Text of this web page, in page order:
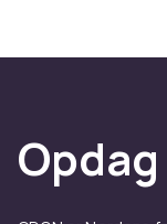
traditionelle
og eksterne
data sikkert.
Opdag